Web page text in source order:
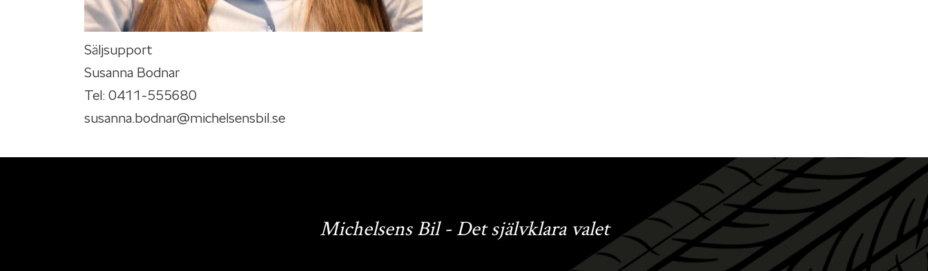
Säljsupport
Susanna Bodnar
Tel: 0411-555680
susanna.bodnar@michelsensbil.se
Michelsens Bil - Det självklara valet